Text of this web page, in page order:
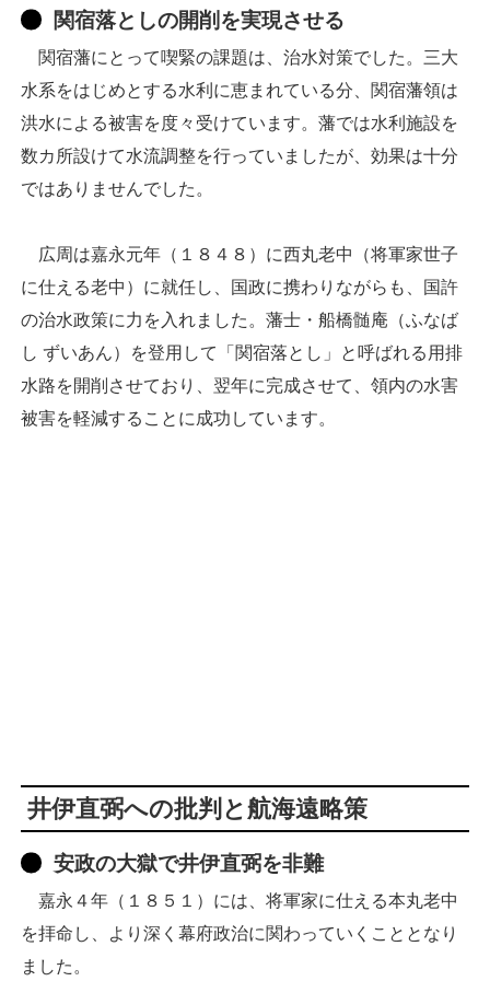
関宿落としの開削を実現させる
関宿藩にとって喫緊の課題は、治水対策でした。三大
水系をはじめとする水利に恵まれている分、関宿藩領は
洪水による被害を度々受けています。藩では水利施設を
数カ所設けて水流調整を行っていましたが、効果は十分
ではありませんでした。
広周は嘉永元年（１８４８）に西丸老中（将軍家世子
に仕える老中）に就任し、国政に携わりながらも、国許
の治水政策に力を入れました。藩士・船橋髄庵（ふなば
し ずいあん）を登用して「関宿落とし」と呼ばれる用排
水路を開削させており、翌年に完成させて、領内の水害
被害を軽減することに成功しています。
井伊直弼への批判と航海遠略策
安政の大獄で井伊直弼を非難
嘉永４年（１８５１）には、将軍家に仕える本丸老中
を拝命し、より深く幕府政治に関わっていくこととなり
ました。